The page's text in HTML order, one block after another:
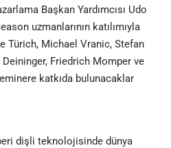
Başkan Yardımcısı Udo
uzmanlarının katılımıyla
Michael Vranic, Stefan
Friedrich Momper ve
katkıda bulunacaklar
dişli teknolojisinde dünya